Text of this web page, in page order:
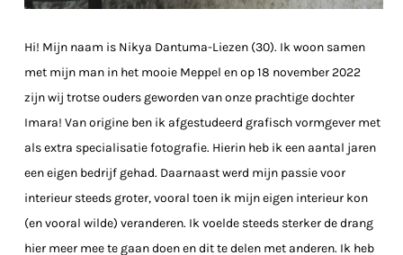
Hi! Mijn naam is Nikya Dantuma-Liezen (30). Ik woon samen
met mijn man in het mooie Meppel en op 18 november 2022
zijn wij trotse ouders geworden van onze prachtige dochter
Imara! Van origine ben ik afgestudeerd grafisch vormgever met
als extra specialisatie fotografie. Hierin heb ik een aantal jaren
een eigen bedrijf gehad. Daarnaast werd mijn passie voor
interieur steeds groter, vooral toen ik mijn eigen interieur kon
(en vooral wilde) veranderen. Ik voelde steeds sterker de drang
hier meer mee te gaan doen en dit te delen met anderen. Ik heb